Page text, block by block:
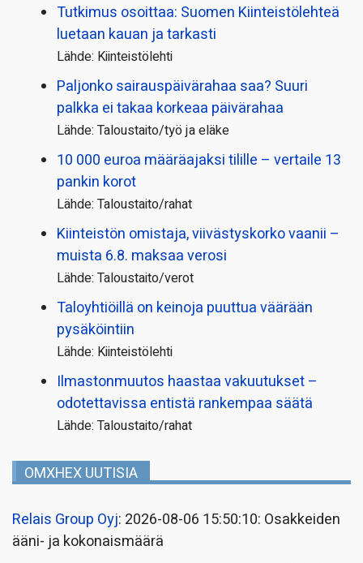
Tutkimus osoittaa: Suomen Kiinteistölehteä
luetaan kauan ja tarkasti
Lähde: Kiinteistölehti
Paljonko sairauspäivä­rahaa saa? Suuri
palkka ei takaa korkeaa päivärahaa
Lähde: Taloustaito/työ ja eläke
10 000 euroa määräajaksi tilille – vertaile 13
pankin korot
Lähde: Taloustaito/rahat
Kiinteistön omistaja, viivästyskorko vaanii –
muista 6.8. maksaa verosi
Lähde: Taloustaito/verot
Taloyhtiöillä on keinoja puuttua väärään
pysäköintiin
Lähde: Kiinteistölehti
Ilmastonmuutos haastaa vakuutukset –
odotettavissa entistä rankempaa säätä
Lähde: Taloustaito/rahat
OMXHEX UUTISIA
Relais Group Oyj: 2026-08-06 15:50:10: Osakkeiden
ääni- ja kokonaismäärä